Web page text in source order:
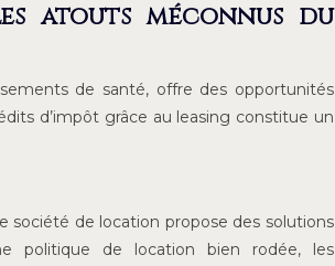
atouts méconnus du
de santé, offre des opportunités
d’impôt grâce au leasing constitue un
société de location propose des solutions
politique de location bien rodée, les